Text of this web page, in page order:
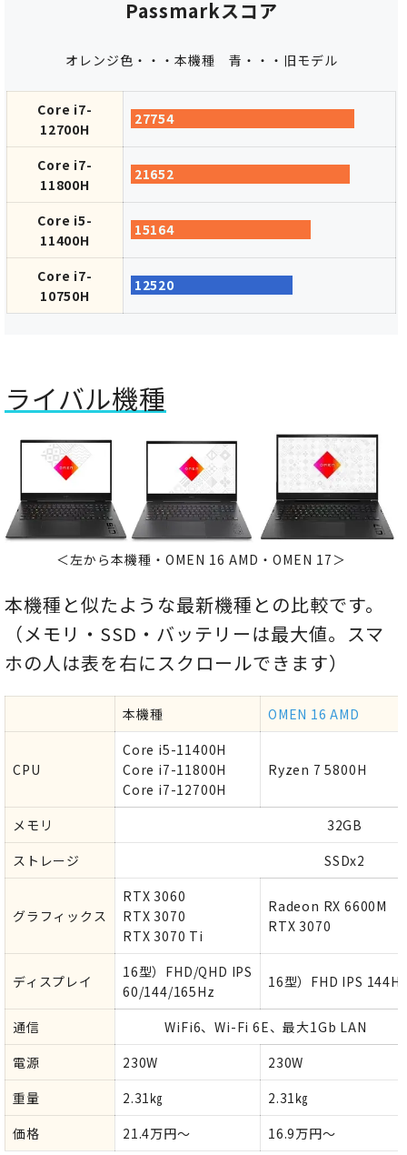
Passmarkスコア
オレンジ色・・・本機種 青・・・旧モデル
Core i7-
12700H
27754
Core i7-
11800H
21652
Core i5-
11400H
15164
Core i7-
10750H
12520
ライバル機種
＜左から本機種・OMEN 16 AMD・OMEN 17＞
本機種と似たような最新機種との比較です。
（メモリ・SSD・バッテリーは最大値。スマ
ホの人は表を右にスクロールできます）
本機種 OMEN 16 AMD
CPU
Core i5-11400H
Core i7-11800H
Core i7-12700H
Ryzen 7 5800H
メモリ
32GB
ストレージ
SSDx2
グラフィックス
RTX 3060
RTX 3070
RTX 3070 Ti
Radeon RX 6600M
RTX 3070
ディスプレイ
16型）FHD/QHD IPS
60/144/165Hz
16型）FHD IPS
通信
WiFi6、Wi-Fi 6E、最大1Gb LAN
電源
230W
230W
重量
2.31㎏
2.31㎏
価格
21.4万円～ 16.9万円～